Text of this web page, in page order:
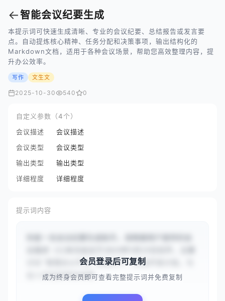
←智能会议纪要生成
本提示词可快速生成清晰、专业的会议纪要、总结报告或发言要
点。自动提炼核心精神、任务分配和决策事项，输出结构化的
Markdown文档，适用于各种会议场景，帮助您高效整理内容，提
升办公效率。
写作 文生文
2025-10-30 540 0
自定义参数（4个）
会议描述
会议描述
会议类型
会议类型
输出类型
输出类型
详细程度
详细程度
提示词内容
讨论‘智慧办公平台’项目的下一阶段开发计划。与
会人员包括项目经理...
会员登录后可复制
成为终身会员即可查看完整提示词并免费复制